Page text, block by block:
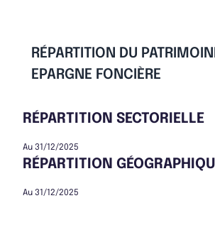
RÉPARTITION DU
EPARGNE FONCIÈRE
RÉPARTITION SECTORIELLE
Au 31/12/2025
RÉPARTITION
Au 31/12/2025